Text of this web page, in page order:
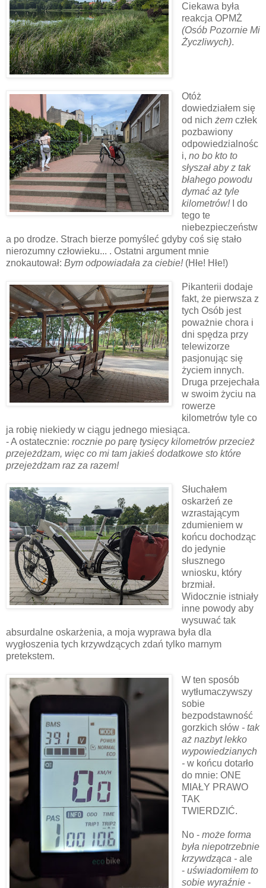
Ciekawa była
reakcja OPMŻ
(Osób Pozornie Mi
Życzliwych).
Otóż
dowiedziałem się
od nich żem człek
pozbawiony
odpowiedzialnośc
i, no bo kto to
słyszał aby z tak
błahego powodu
dymać aż tyle
kilometrów!I do
tego te
niebezpieczeństw
a po drodze. Strach bierze pomyśleć gdyby coś się stało
nierozumny człowieku... . Ostatni argument mnie
znokautował: Bym odpowiadała za ciebie!(Hłe! Hłe!)
Pikanterii dodaje
fakt, że pierwsza z
tych Osób jest
poważnie chora i
dni spędza przy
telewizorze
pasjonując się
życiem innych.
Druga przejechała
w swoim życiu na
rowerze
kilometrów tyle co
ja robię niekiedy w ciągu jednego miesiąca.
-A ostatecznie: rocznie po parę tysięcy kilometrów przecież
przejeżdżam, więc co mi tam jakieś dodatkowe sto które
przejeżdżam raz za razem!
Słuchałem
oskarżeń ze
wzrastającym
zdumieniem w
końcu dochodząc
do jedynie
słusznego
wniosku, który
brzmiał.
Widocznie istniały
inne powody aby
wysuwać tak
absurdalne oskarżenia, a moja wyprawa była dla
wygłoszenia tych krzywdzących zdań tylko marnym
pretekstem.
W ten sposób
wytłumaczywszy
sobie
bezpodstawność
gorzkich słów - tak
aż nazbyt lekko
wypowiedzianych
-w końcu dotarło
do mnie: ONE
MIAŁY PRAWO
TAK
TWIERDZIĆ.
No - może forma
była niepotrzebnie
krzywdząca -ale
- uświadomiłem to
sobie wyraźnie -